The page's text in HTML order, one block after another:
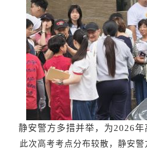
静安警方多措并举，为2026
此次高考考点分布较散，静安